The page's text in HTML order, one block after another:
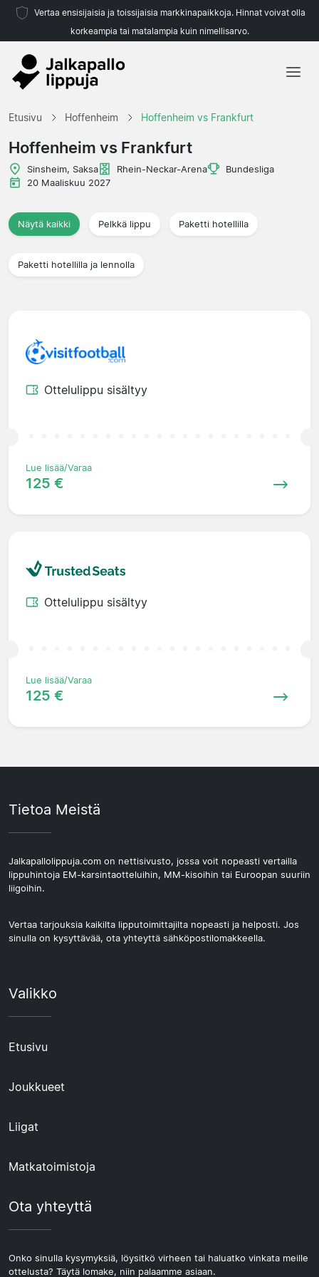
Vertaa ensisijaisia ja toissijaisia markkinapaikkoja. Hinnat voivat olla
korkeampia tai matalampia kuin nimellisarvo.
Etusivu Hoffenheim Hoffenheim vs Frankfurt
Hoffenheim vs Frankfurt
Sinsheim, Saksa Rhein-Neckar-Arena
Bundesliga
20 Maaliskuu 2027
Näytä kaikki Pelkkä lippu Paketti hotellilla
Paketti hotellilla ja lennolla
Ottelulippu sisältyy
Lue lisää/Varaa
125 €
Ottelulippu sisältyy
Lue lisää/Varaa
125 €
Tietoa Meistä
Jalkapallolippuja.com on nettisivusto, jossa voit nopeasti vertailla
lippuhintoja EM-karsintaotteluihin, MM-kisoihin tai Euroopan suuriin
liigoihin.
Vertaa tarjouksia kaikilta lipputoimittajilta nopeasti ja helposti. Jos
sinulla on kysyttävää, ota yhteyttä sähköpostilomakkeella.
Valikko
Etusivu
Joukkueet
Liigat
Matkatoimistoja
Ota yhteyttä
Onko sinulla kysymyksiä, löysitkö virheen tai haluatko vinkata meille
ottelusta? Täytä lomake, niin palaamme asiaan.